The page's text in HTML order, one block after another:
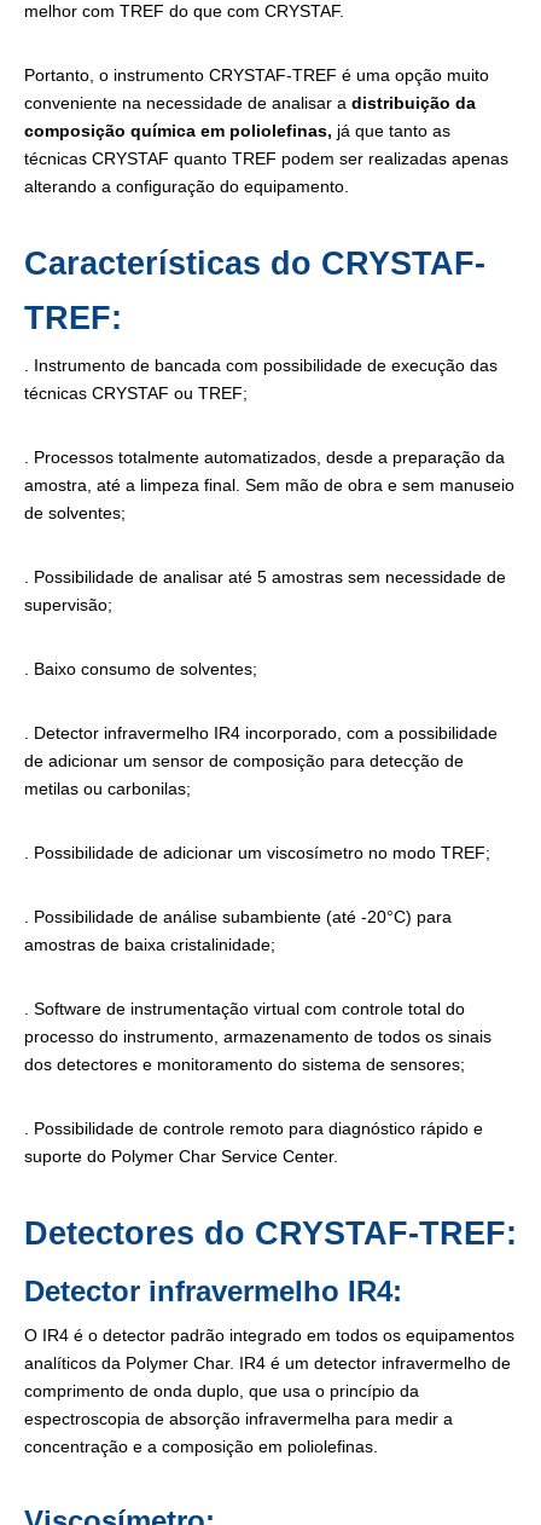
melhor com TREF do que com CRYSTAF.
Portanto, o instrumento CRYSTAF-TREF é uma opção muito
conveniente na necessidade de analisar a distribuição da
composição química em poliolefinas, já que tanto as
técnicas CRYSTAF quanto TREF podem ser realizadas apenas
alterando a configuração do equipamento.
Características do CRYSTAF-
TREF:
. Instrumento de bancada com possibilidade de execução das
técnicas CRYSTAF ou TREF;
. Processos totalmente automatizados, desde a preparação da
amostra, até a limpeza final. Sem mão de obra e sem manuseio
de solventes;
. Possibilidade de analisar até 5 amostras sem necessidade de
supervisão;
. Baixo consumo de solventes;
. Detector infravermelho IR4 incorporado, com a possibilidade
de adicionar um sensor de composição para detecção de
metilas ou carbonilas;
. Possibilidade de adicionar um viscosímetro no modo TREF;
. Possibilidade de análise subambiente (até -20°C) para
amostras de baixa cristalinidade;
. Software de instrumentação virtual com controle total do
processo do instrumento, armazenamento de todos os sinais
dos detectores e monitoramento do sistema de sensores;
. Possibilidade de controle remoto para diagnóstico rápido e
suporte do Polymer Char Service Center.
Detectores do CRYSTAF-TREF:
Detector infravermelho IR4:
O IR4 é o detector padrão integrado em todos os equipamentos
analíticos da Polymer Char. IR4 é um detector infravermelho de
comprimento de onda duplo, que usa o princípio da
espectroscopia de absorção infravermelha para medir a
concentração e a composição em poliolefinas.